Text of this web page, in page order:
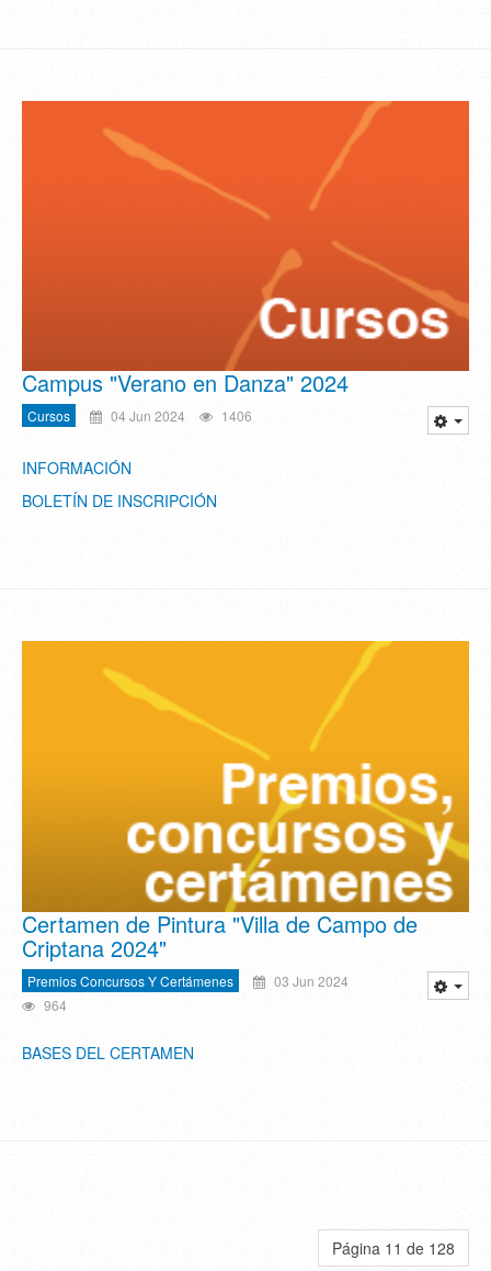
Campus "Verano en Danza" 2024
Cursos 04 Jun 2024 1406
INFORMACIÓN
BOLETÍN DE INSCRIPCIÓN
Certamen de Pintura "Villa de Campo de
Criptana 2024"
Premios Concursos Y Certámenes
03 Jun 2024
964
BASES DEL CERTAMEN
Página 11 de 128